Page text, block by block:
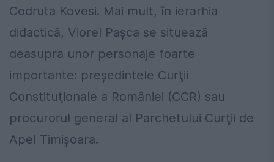
Codruta Kovesi. Mai mult, în ierarhia
didactică, Viorel Paşca se situează
deasupra unor personaje foarte
importante: preşedintele Curţii
Constituţionale a României (CCR) sau
procurorul general al Parchetului Curţii de
Apel Timişoara.